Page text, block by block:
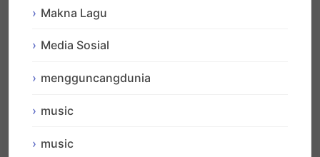
Makna Lagu
Media Sosial
mengguncangdunia
music
music